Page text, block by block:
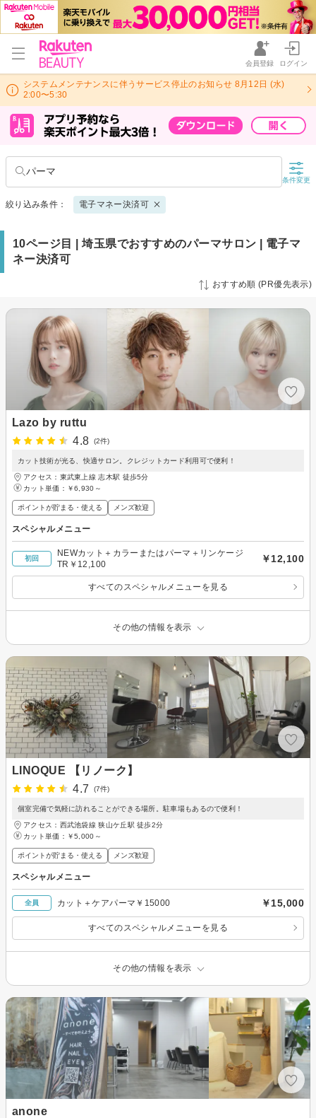
会員登録 ログイン
システムメンテナンスに伴うサービス停止のお知らせ 8月12日 (水)
2:00〜5:30
パーマ
条件変更
絞り込み条件： 電子マネー決済可
10ページ目 | 埼玉県でおすすめのパーマサロン | 電子マ
ネー決済可
おすすめ順 (PR優先表示)
Lazo by ruttu
4.8
(2件)
カット技術が光る、快適サロン。クレジットカード利用可で便利！
アクセス：東武東上線 志木駅 徒歩5分
カット単価： ￥6,930～
ポイントが貯まる・使える メンズ歓迎
スペシャルメニュー
初回
NEWカット＋カラーまたはパーマ＋リンケージ
TR￥12,100
￥12,100
すべてのスペシャルメニューを見る
その他の情報を表示
LINOQUE 【リノーク】
4.7
(7件)
個室完備で気軽に訪れることができる場所。駐車場もあるので便利！
アクセス：西武池袋線 狭山ケ丘駅 徒歩2分
カット単価： ￥5,000～
ポイントが貯まる・使える メンズ歓迎
スペシャルメニュー
全員 カット＋ケアパーマ￥15000 ￥15,000
すべてのスペシャルメニューを見る
その他の情報を表示
anone